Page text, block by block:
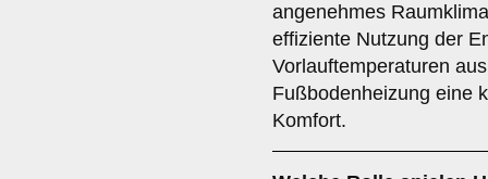
angenehmes
effiziente Nutzung der
Vorlauftemperaturen
Fußbodenheizung eine
Komfort.